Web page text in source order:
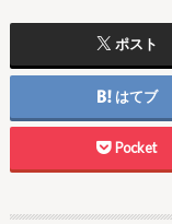
ポスト
はてブ
Pocket